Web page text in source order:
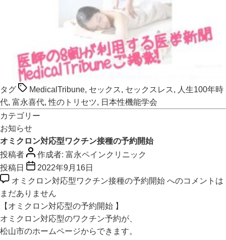
タグ MedicalTribune, セックス, セックスレス, 人生100年時
代, 富永喜代,性のトリセツ, 日本性機能学会
カテゴリー
お知らせ
オミクロン対応型ワクチン接種の予約開始
投稿者
作成者: 富永ペインクリニック
投稿日
2022年9月16日
オミクロン対応型ワクチン接種の予約開始 へのコメントは
まだありません
【オミクロン対応型の予約開始 】
オミクロン対応型のワクチン予約が、
松山市のホームページからできます。